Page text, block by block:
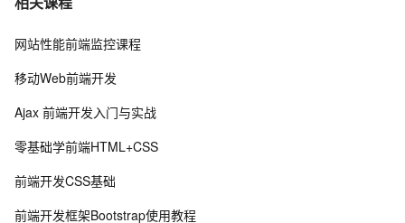
8 asp.net URL重新实例
文件下载功能
10vue获取URL参数 ，正则 JS-获取URL指定参数的 3 种方
网站性能前端监控课程
移动Web前端开发
Ajax 前端开发入门与实战
零基础学前端HTML+CSS
前端开发CSS基础
前端开发框架Bootstrap使用教程